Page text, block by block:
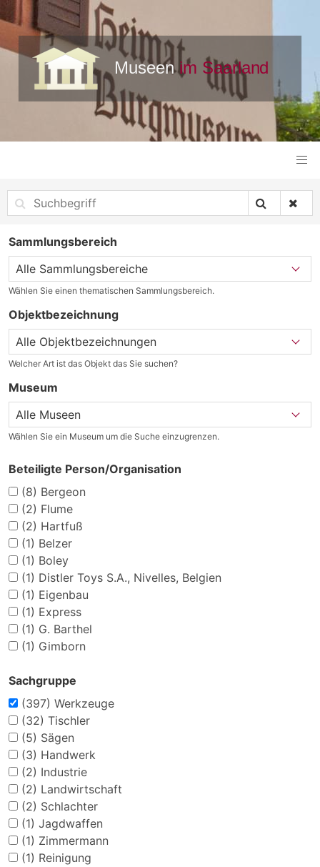
Sammlungsbereich
Wählen Sie einen thematischen Sammlungsbereich.
Objektbezeichnung
Welcher Art ist das Objekt das Sie suchen?
Museum
Wählen Sie ein Museum um die Suche einzugrenzen.
Beteiligte Person/Organisation
(8) Bergeon
(2) Flume
(2) Hartfuß
(1) Belzer
(1) Boley
(1) Distler Toys S.A., Nivelles, Belgien
(1) Eigenbau
(1) Express
(1) G. Barthel
(1) Gimborn
Sachgruppe
(397) Werkzeuge
(32) Tischler
(5) Sägen
(3) Handwerk
(2) Industrie
(2) Landwirtschaft
(2) Schlachter
(1) Jagdwaffen
(1) Zimmermann
(1) Reinigung